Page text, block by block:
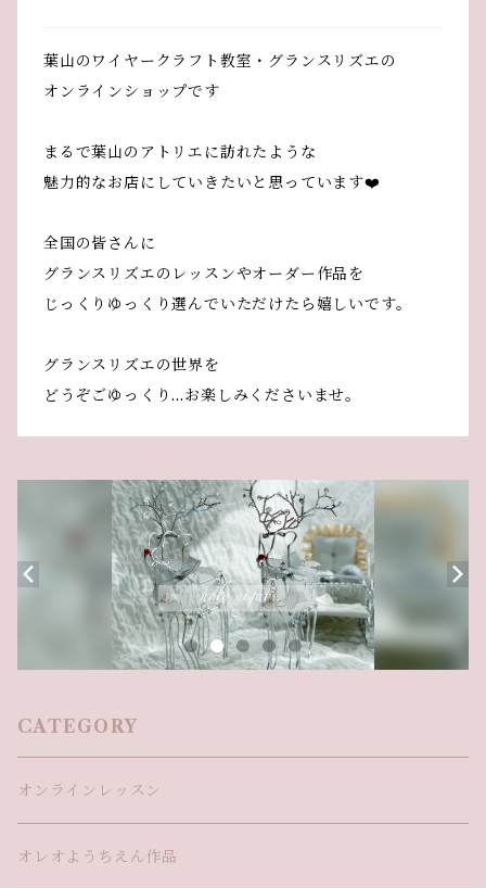
葉山のワイヤークラフト教室・グランスリズエの
オンラインショップです
まるで葉山のアトリエに訪れたような
魅力的なお店にしていきたいと思っています❤️
全国の皆さんに
グランスリズエのレッスンやオーダー作品を
じっくりゆっくり選んでいただけたら嬉しいです。
グランスリズエの世界を
どうぞごゆっくり…お楽しみくださいませ。
CATEGORY
オンラインレッスン
オレオようちえん作品